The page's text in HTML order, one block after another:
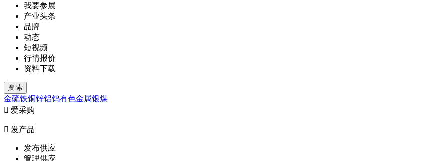
我要参展
产业头条
品牌
动态
短视频
行情报价
资料下载
金硫铁铜锌铝钨有色金属银煤
 爱采购
 发产品
发布供应
管理供应